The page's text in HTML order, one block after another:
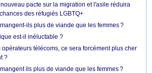
pacte sur la migration et l'asile réduira
des réfugiés LGBTQ+
ils plus de viande que les femmes ?
est-il inéluctable ?
télécoms, ce sera forcément plus cher
?
ils plus de viande que les femmes ?